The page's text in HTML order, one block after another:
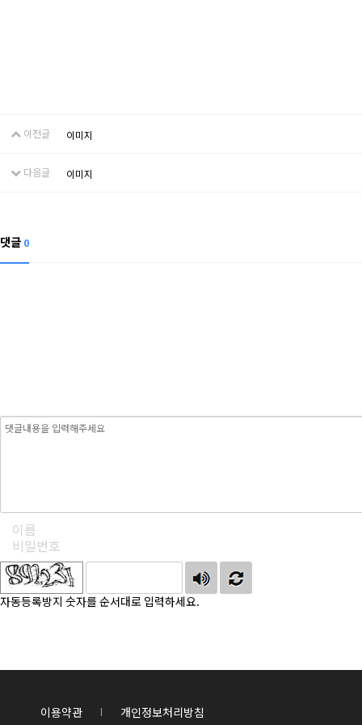
이전글 이미지
다음글 이미지
댓글 0
자동등록방지 숫자를 순서대로 입력하세요.
이용약관 개인정보처리방침